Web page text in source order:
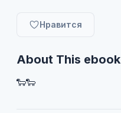
Нравится
About This ebook
🐑🐑